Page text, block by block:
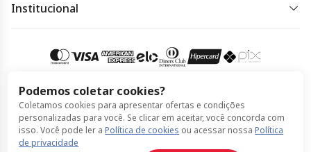
Podemos coletar cookies?
Coletamos cookies para apresentar ofertas e condições
personalizadas para você. Se clicar em aceitar, você concorda com
isso. Você pode ler aPolítica de cookies ou acessar nossaPolítica
de privacidade
Horário de atendimento:
8h às 18h e sexta-feira das 8h às 17h.
Acessar meu pedido
Institucional
Política de Cookies
Compra 100% segura